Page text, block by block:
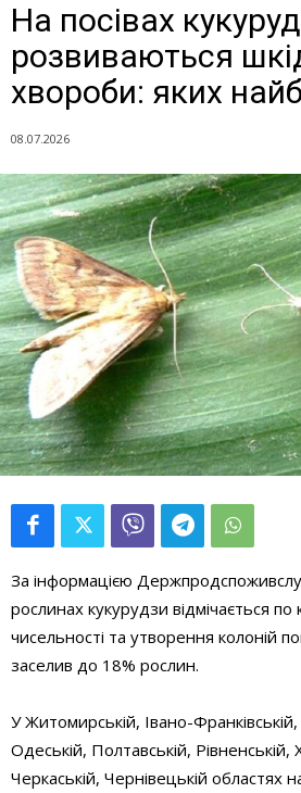
На посівах
розвиваються
хвороби: яких
08.07.2026
За інформацією
рослинах кукурудзи відмічається по
чисельності та утворення колоній
заселив до 18% рослин.
У Житомирській, Івано-Франківській,
Одеській, Полтавській, Рівненській,
Черкаській, Чернівецькій областях